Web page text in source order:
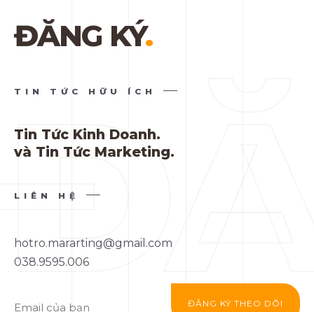
ĐĂNG KÝ.
TIN TỨC HỮU ÍCH
Tin Tức Kinh Doanh.
và Tin Tức Marketing.
LIÊN HỆ
hotro.mararting@gmail.com
038.9595.006
ĐĂNG KÝ THEO DÕI